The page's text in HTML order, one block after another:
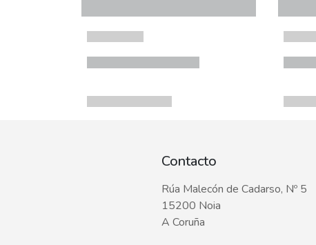
Contacto
Rúa Malecón de Cadarso, Nº 5
15200 Noia
A Coruña